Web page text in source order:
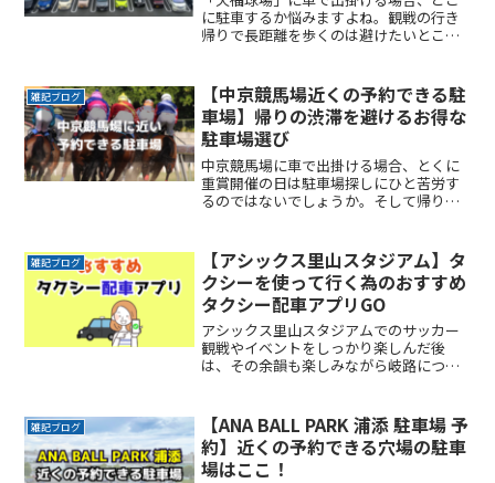
に駐車するか悩みますよね。観戦の行き
帰りで長距離を歩くのは避けたいところ
を気にせず楽しみたい駐車場を探すのに
時間をかけたくない自由にReadMore...
雑記ブログ
【中京競馬場近くの予約できる駐
車場】帰りの渋滞を避けるお得な
駐車場選び
中京競馬場に車で出掛ける場合、とくに
重賞開催の日は駐車場探しにひと苦労す
るのではないでしょうか。そして帰りの
中京競馬場の近くで、予約できる駐車場
サービスを紹介します。ReadMore...
雑記ブログ
【アシックス里山スタジアム】タ
クシーを使って行く為のおすすめ
タクシー配車アプリGO
アシックス里山スタジアムでのサッカー
観戦やイベントをしっかり楽しんだ後
は、その余韻も楽しみながら岐路につき
す。かといって混雑回避を理由にイベン
トの途中で帰りたくもないし、
ReadMore...
雑記ブログ
【ANA BALL PARK 浦添 駐車場 予
約】近くの予約できる穴場の駐車
場はここ！